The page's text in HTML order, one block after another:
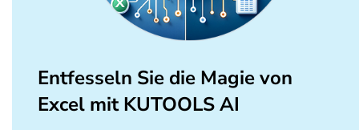
Entfesseln Sie die Magie von
Excel mit KUTOOLS AI